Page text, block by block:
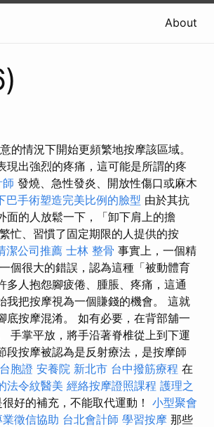
About
情況下開始更頻繁地按摩該區域。
現出強烈的疼痛，這可能是所謂的疼
發燒、急性發炎、開放性傷口或麻木
巴手術塑造完美比例的臉型 由於其抗
面的人放鬆一下，「卸下肩上的擔
忙、習慣了固定期限的人提供的按
潔公司推薦 士林 整骨 事實上，一個精
個很大的錯誤，認為這種「被動體育
人抱怨腳疲倦、腫脹、疼痛，這通
我把按摩視為一個賺錢的機會。 這就
底按摩混淆。 如有必要，在背部舖一
手掌平放，將手沿著脊椎從上到下運
按摩被認為是反射療法，是按摩師
胞證 安養院 新北市 台中撥筋療程 在
法令紋醫美 經絡按摩證照課程 護理之
好的補充，不能取代運動！ 小型聚會
徵信協助 台北會計師 學習按摩 那些